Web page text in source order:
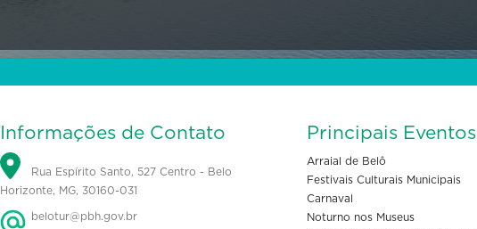
Informações de Contato
Rua Espírito Santo, 527 Centro - Belo
Horizonte, MG, 30160-031
belotur@pbh.gov.br
Principais Eventos
Arraial de Belô
Festivais Culturais Municipais
Carnaval
Noturno nos Museus